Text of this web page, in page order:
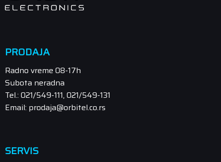
PRODAJA
Radno vreme 08-17h
Subota neradna
Tel.: 021/549-111, 021/549-131
Email: prodaja@orbitel.co.rs
SERVIS